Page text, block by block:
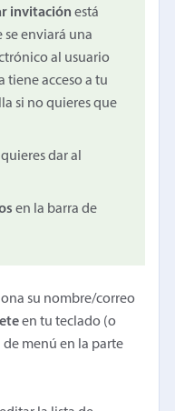
invitación está
se enviará una
al usuario
tiene acceso a tu
si no quieres que
dar al
en la barra de
su nombre/correo
en tu teclado (o
de menú en la parte